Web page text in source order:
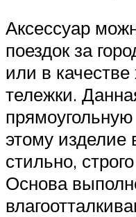
Аксессуар
поездок за
или в качестве
тележки.
этому изделие
стильно,
Основа